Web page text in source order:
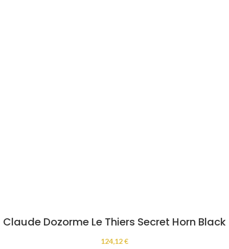
Claude Dozorme Le Thiers Secret Horn Black
124,12€